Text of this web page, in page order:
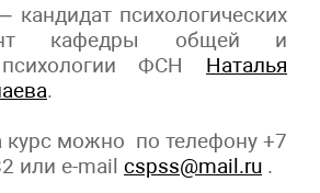
кандидат психологических
кафедры общей и
психологии ФСН Наталья
.
курс можно по телефону +7
или e-mail cspss@mail.ru .